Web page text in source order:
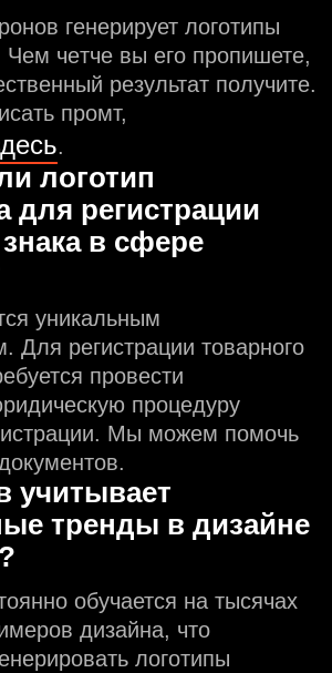
генерирует логотипы
чeтче вы его пропишете,
результат получите.
промт,
.
логотип
для регистрации
в сфере
уникальным
Для регистрации товарного
провести
процедуру
Мы можем помочь
учитывает
тренды в дизайне
обучается на тысячах
дизайна, что
логотипы